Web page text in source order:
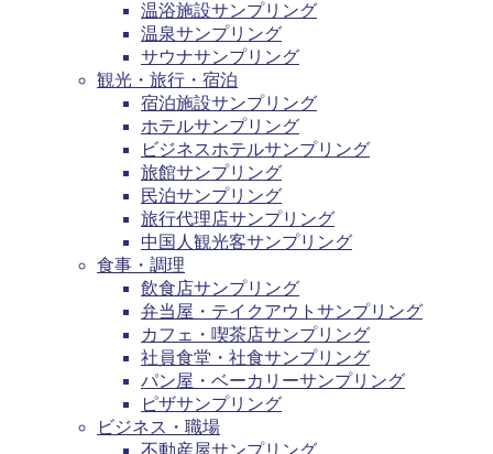
温浴施設サンプリング
温泉サンプリング
サウナサンプリング
観光・旅行・宿泊
宿泊施設サンプリング
ホテルサンプリング
ビジネスホテルサンプリング
旅館サンプリング
民泊サンプリング
旅行代理店サンプリング
中国人観光客サンプリング
食事・調理
飲食店サンプリング
弁当屋・テイクアウトサンプリング
カフェ・喫茶店サンプリング
社員食堂・社食サンプリング
パン屋・ベーカリーサンプリング
ピザサンプリング
ビジネス・職場
不動産屋サンプリング